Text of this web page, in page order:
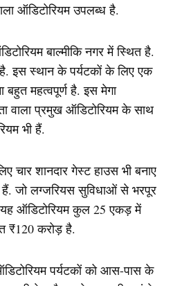
ऑडिटोरियम उपलब्ध है.
बाल्मीकि नगर में स्थित है.
इस स्थान के पर्यटकों के लिए एक
बहुत महत्वपूर्ण है. इस मेगा
वाला प्रमुख ऑडिटोरियम के साथ
भी हैं.
चार शानदार गेस्ट हाउस भी बनाए
जो लग्जरियस सुविधाओं से भरपूर
ऑडिटोरियम कुल 25 एकड़ में
₹120 करोड़ है.
पर्यटकों को आस-पास के